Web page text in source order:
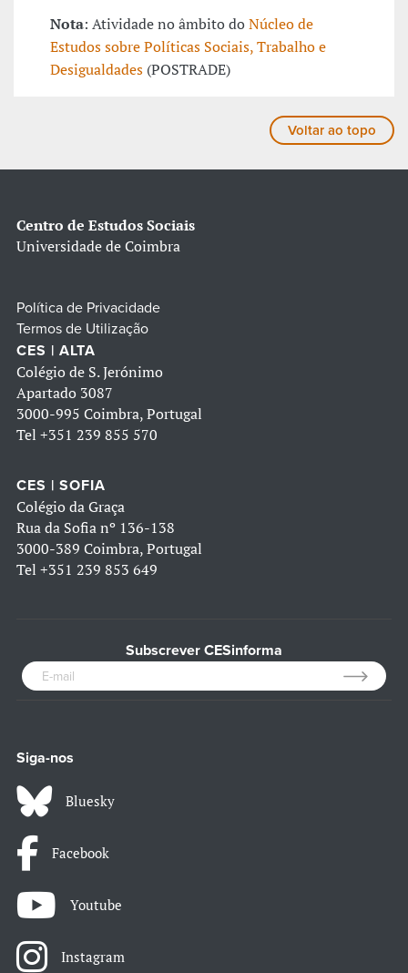
Nota: Atividade no âmbito doNúcleo de
Estudos sobre Políticas Sociais, Trabalho e
Desigualdades (POSTRADE)
Voltar ao topo
Centro de Estudos Sociais
Universidade de Coimbra
Política de Privacidade
Termos de Utilização
CES | ALTA
Colégio de S. Jerónimo
Apartado 3087
3000-995 Coimbra, Portugal
Tel +351 239 855 570
CES | SOFIA
Colégio da Graça
Rua da Sofia nº 136-138
3000-389 Coimbra, Portugal
Tel +351 239 853 649
Subscrever CESinforma
Siga-nos
Bluesky
Facebook
Youtube
Instagram